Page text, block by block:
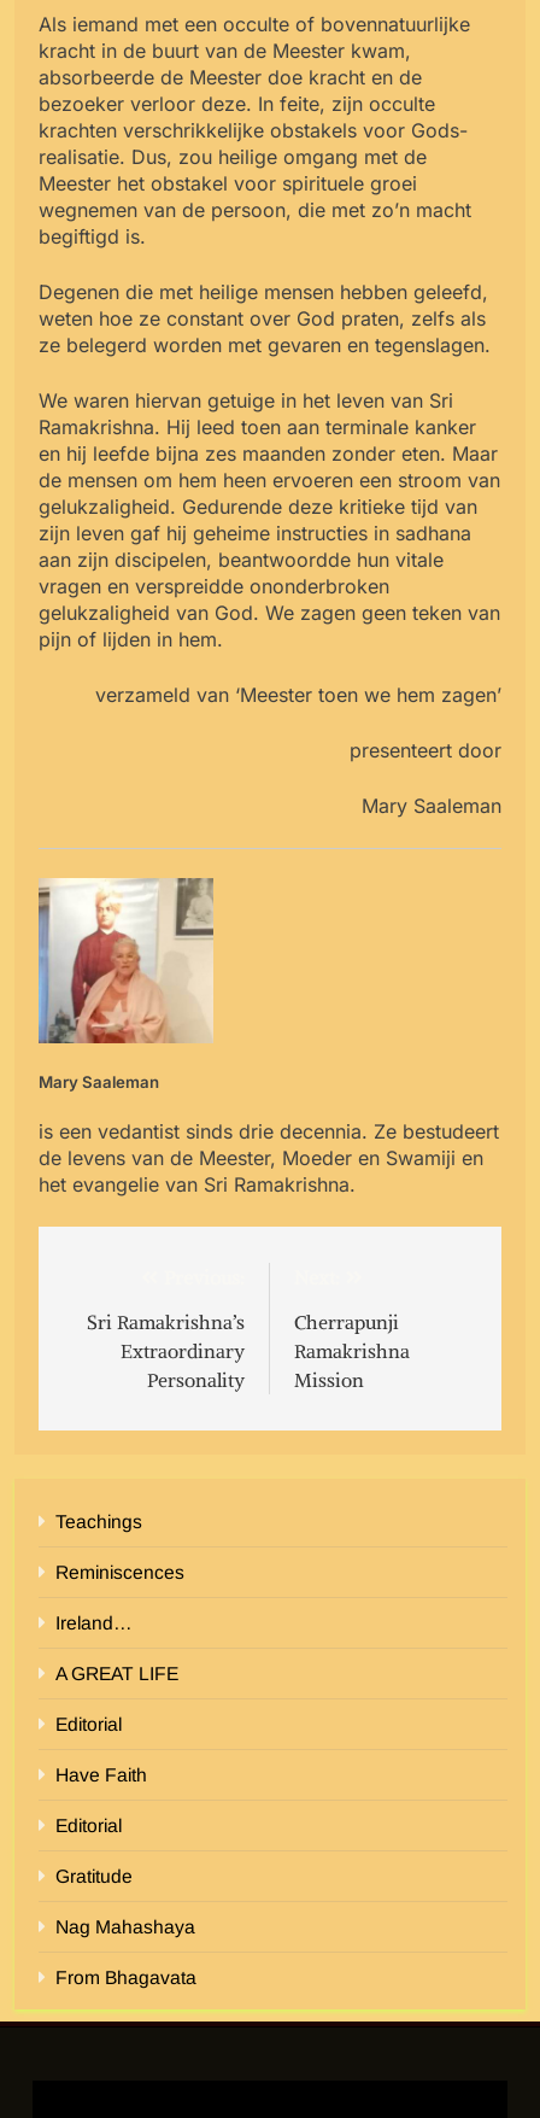
Teachings
Reminiscences
Ireland…
A GREAT LIFE
Editorial
Have Faith
Editorial
Gratitude
Nag Mahashaya
From Bhagavata
Als iemand met een occulte of bovennatuurlijke
kracht in de buurt van de Meester kwam,
absorbeerde de Meester doe kracht en de
bezoeker verloor deze. In feite, zijn occulte
krachten verschrikkelijke obstakels voor Gods-
realisatie. Dus, zou heilige omgang met de
Meester het obstakel voor spirituele groei
wegnemen van de persoon, die met zo’n macht
begiftigd is.
Degenen die met heilige mensen hebben geleefd,
weten hoe ze constant over God praten, zelfs als
ze belegerd worden met gevaren en tegenslagen.
We waren hiervan getuige in het leven van Sri
Ramakrishna. Hij leed toen aan terminale kanker
en hij leefde bijna zes maanden zonder eten. Maar
de mensen om hem heen ervoeren een stroom van
gelukzaligheid. Gedurende deze kritieke tijd van
zijn leven gaf hij geheime instructies in sadhana
aan zijn discipelen, beantwoordde hun vitale
vragen en verspreidde ononderbroken
gelukzaligheid van God. We zagen geen teken van
pijn of lijden in hem.
verzameld van ‘Meester toen we hem zagen’
presenteert door
Mary Saaleman
Mary Saaleman
is een vedantist sinds drie decennia. Ze bestudeert
de levens van de Meester, Moeder en Swamiji en
het evangelie van Sri Ramakrishna.
navigation
Sri Ramakrishna’s
Extraordinary
Personality
Cherrapunji
Ramakrishna
Mission